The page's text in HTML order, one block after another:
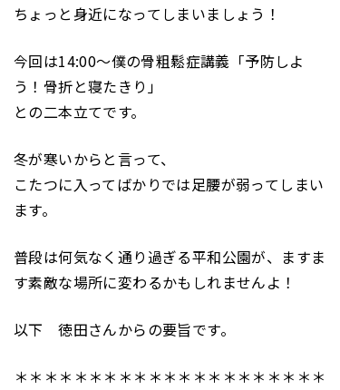
ちょっと身近になってしまいましょう！
今回は14:00～僕の骨粗鬆症講義「予防しよ
う！骨折と寝たきり」
との二本立てです。
冬が寒いからと言って、
こたつに入ってばかりでは足腰が弱ってしまい
ます。
普段は何気なく通り過ぎる平和公園が、ますま
す素敵な場所に変わるかもしれませんよ！
以下 徳田さんからの要旨です。
＊＊＊＊＊＊＊＊＊＊＊＊＊＊＊＊＊＊＊＊＊